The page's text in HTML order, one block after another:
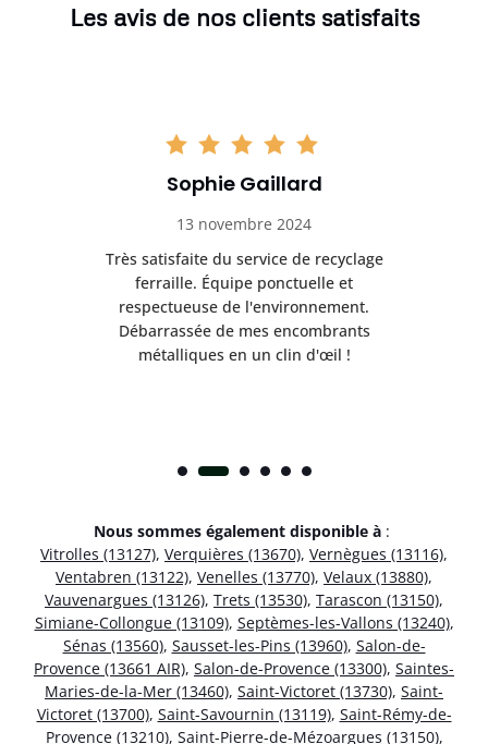
Les avis de nos clients satisfaits
Sophie Gaillard
13 novembre 2024
Très satisfaite du service de recyclage
ferraille. Équipe ponctuelle et
respectueuse de l'environnement.
Débarrassée de mes encombrants
métalliques en un clin d'œil !
Nous sommes également disponible à :
Vitrolles (13127), Verquières (13670), Vernègues (13116),
Ventabren (13122), Venelles (13770), Velaux (13880),
Vauvenargues (13126), Trets (13530), Tarascon (13150),
Simiane-Collongue (13109), Septèmes-les-Vallons (13240),
Sénas (13560), Sausset-les-Pins (13960), Salon-de-
Provence (13661 AIR), Salon-de-Provence (13300), Saintes-
Maries-de-la-Mer (13460), Saint-Victoret (13730), Saint-
Victoret (13700), Saint-Savournin (13119), Saint-Rémy-de-
Provence (13210), Saint-Pierre-de-Mézoargues (13150),